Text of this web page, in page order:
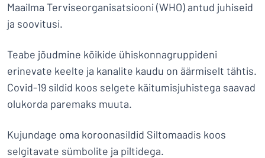
Maailma Terviseorganisatsiooni (WHO) antud juhiseid
ja soovitusi.
Teabe jõudmine kõikide ühiskonnagruppideni
erinevate keelte ja kanalite kaudu on äärmiselt tähtis.
Covid-19 sildid koos selgete käitumisjuhistega saavad
olukorda paremaks muuta.
Kujundage oma koroonasildid Siltomaadis koos
selgitavate sümbolite ja piltidega.